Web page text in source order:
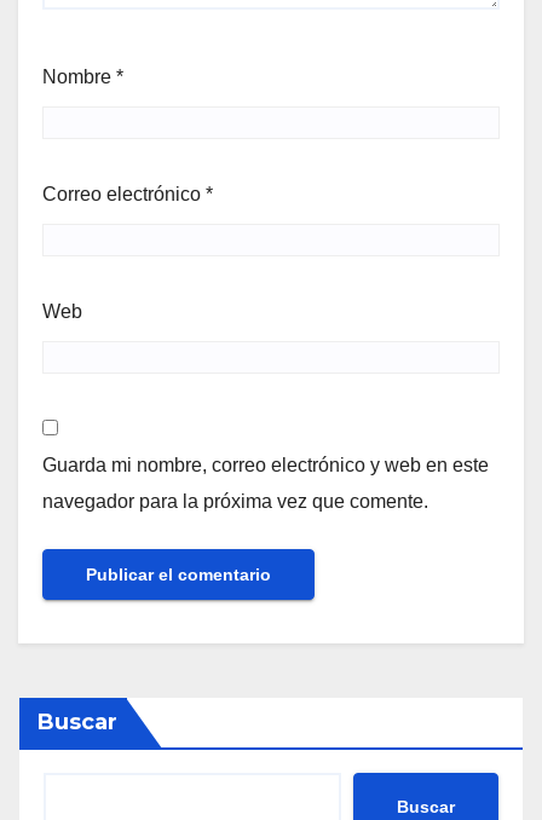
Nombre *
Correo electrónico *
Web
Guarda mi nombre, correo electrónico y web en este
navegador para la próxima vez que comente.
Buscar
Buscar